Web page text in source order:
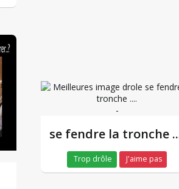
-
se fendre la tronche
Trop drôle J'aime pas